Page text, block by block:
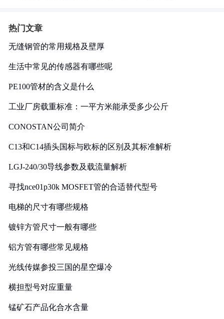
热门文章
无缝钢管的常用规格及壁厚
生活中常见的传感器有哪些呢
PE100管材的含义是什么
工业厂房载重标准：一平方米能承受多少公斤
CONOSTAN公司简介
C13和C14插头国标与欧标的区别及其标准解析
LGJ-240/30导线参数及载流量解析
寻找nce01p30k MOSFET管的合适替代型号
电梯的尺寸有哪些规格
镀锌方管尺寸一般有哪些
铝方管有哪些常见规格
光线传媒参投三国的星空爆冷
横担型号对应重量
锰矿石产品化合水含量